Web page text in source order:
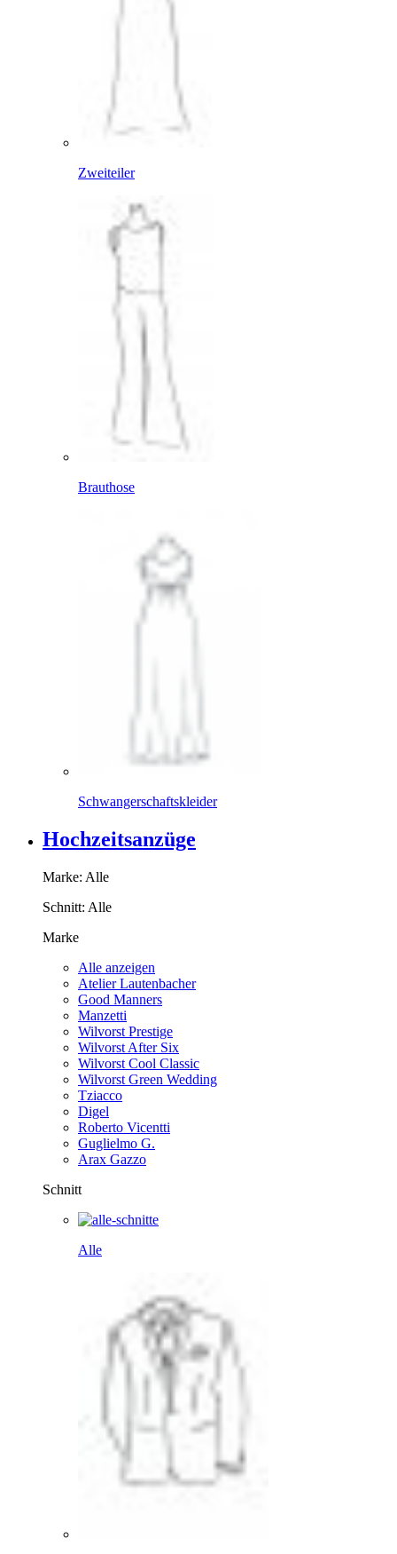
Zweiteiler
Brauthose
Schwangerschaftskleider
Hochzeitsanzüge
Marke: Alle
Schnitt: Alle
Marke
Alle anzeigen
Atelier Lautenbacher
Good Manners
Manzetti
Wilvorst Prestige
Wilvorst After Six
Wilvorst Cool Classic
Wilvorst Green Wedding
Tziacco
Digel
Roberto Vicentti
Guglielmo G.
Arax Gazzo
Schnitt
Alle